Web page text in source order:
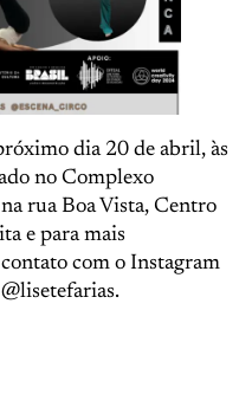
dia 20 de abril, às
no Complexo
rua Boa Vista, Centro
e para mais
com o Instagram